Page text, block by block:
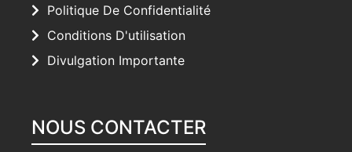
Politique De Confidentialité
Conditions D'utilisation
Divulgation Importante
NOUS CONTACTER